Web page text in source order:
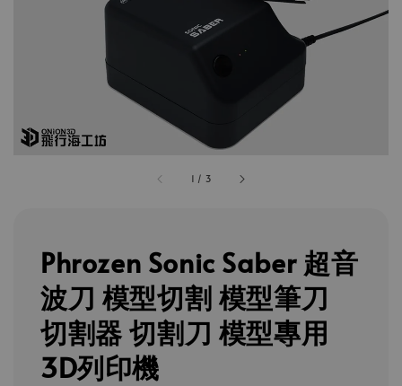
1 / 3
Phrozen Sonic Saber 超音
波刀 模型切割 模型筆刀
切割器 切割刀 模型專用
3D列印機